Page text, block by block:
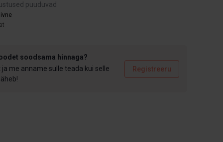
puuduvad
soodsama hinnaga?
me anname sulle teada kui selle
Registreeru